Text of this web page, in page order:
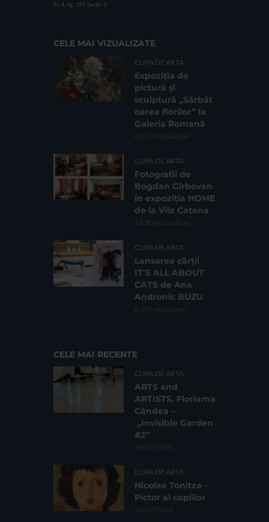
Sc. 4, Ap. 197, Sector 2
CELE MAI VIZUALIZATE
CLIPA DE ARTA
Expoziția de
pictură și
sculptură „Sărbăt
oarea florilor” la
Galeria Romană
62.726 vizualizari
CLIPA DE ARTA
Fotografii de
Bogdan Gîrbovan
în expoziția HOME
de la Vila Catena
16.206 vizualizari
CLIPA DE ARTA
Lansarea cărții
IT’S ALL ABOUT
CATS de Ana
Andronic BUZU
8.029 vizualizari
CELE MAI RECENTE
CLIPA DE ARTA
ARTS and
ARTISTS. Floriama
Cândea –
„Invisible Garden
#2”
30/07/2026
CLIPA DE ARTA
Nicolae Tonitza –
Pictor al copiilor
29/07/2026